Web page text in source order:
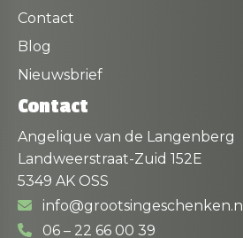
Contact
Blog
Nieuwsbrief
Contact
Angelique van de Langenberg
Landweerstraat-Zuid 152E
5349 AK OSS
info@grootsingeschenken.nl
06 – 22 66 00 39